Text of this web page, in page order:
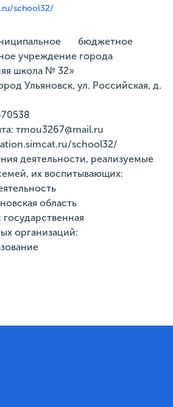
school32/
бюджетное
учреждение города
школа № 32»
Ульяновск, ул. Российская, д.
тmou3267@mail.ru
school32/
деятельности, реализуемые
их воспитывающих:
область
организаций: